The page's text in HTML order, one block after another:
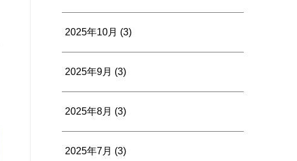
2025年10月 (3)
2025年9月 (3)
2025年8月 (3)
2025年7月 (3)